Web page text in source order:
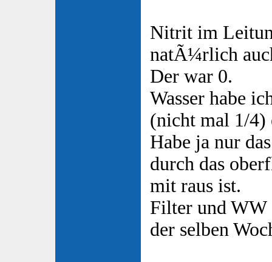
Nitrit im
natÃ¼rlich
Der war 0.
Wasser habe
(nicht mal 1/4)
Habe ja nur
durch das
mit raus ist.
Filter und WW
der selben